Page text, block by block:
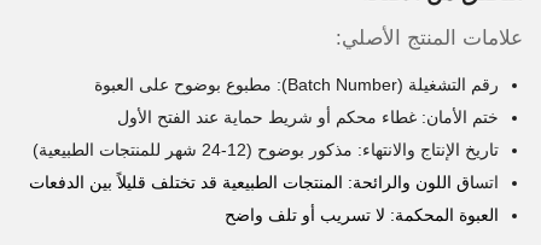
علامات المنتج الأصلي:
رقم التشغيلة (Batch Number): مطبوع بوضوح على العبوة
ختم الأمان: غطاء محكم أو شريط حماية عند الفتح الأول
تاريخ الإنتاج والانتهاء: مذكور بوضوح (12-24 شهر للمنتجات الطبيعية)
اتساق اللون والرائحة: المنتجات الطبيعية قد تختلف قليلاً بين الدفعات
العبوة المحكمة: لا تسريب أو تلف واضح